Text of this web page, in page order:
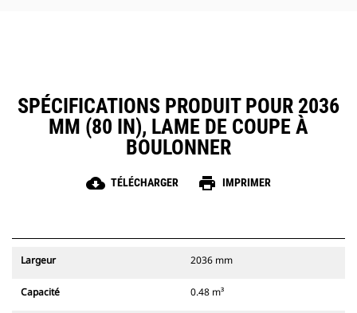
SPÉCIFICATIONS PRODUIT POUR 2036
MM (80 IN), LAME DE COUPE À
BOULONNER
cloud_download TÉLÉCHARGER print IMPRIMER
Largeur 2036 mm
Capacité 0.48 m³